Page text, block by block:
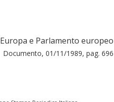
e Parlamento europeo
Documento, 01/11/1989, pag. 696